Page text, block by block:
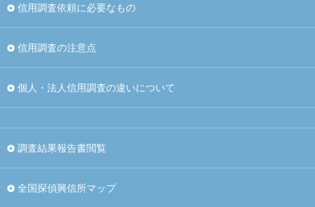
信用調査依頼に必要なもの
信用調査の注意点
個人・法人信用調査の違いについて
調査結果報告書閲覧
全国探偵興信所マップ